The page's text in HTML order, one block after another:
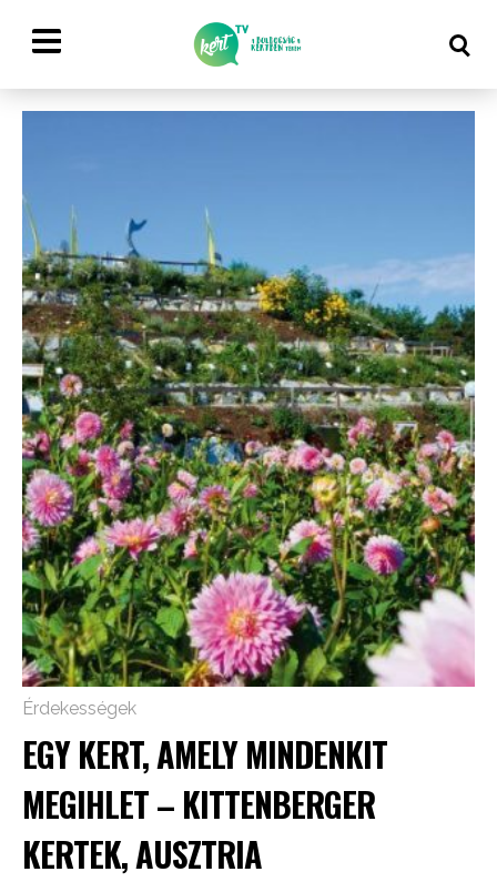
Érdekességek
EGY KERT, AMELY MINDENKIT
MEGIHLET – KITTENBERGER
KERTEK, AUSZTRIA